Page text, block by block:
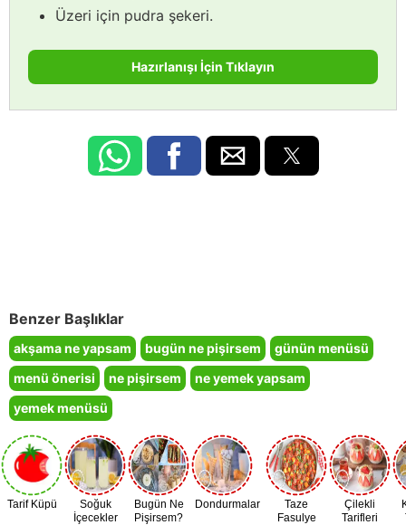
Üzeri için pudra şekeri.
Hazırlanışı İçin Tıklayın
Benzer Başlıklar
akşama ne yapsam bugün ne pişirsem
günün menüsü
menü önerisi
ne pişirsem
ne yemek yapsam
yemek menüsü
Tarif Küpü
Soğuk
İçecekler
Bugün Ne
Pişirsem?
Dondurmalar
Taze
Fasulye
Çilekli
Tarifleri